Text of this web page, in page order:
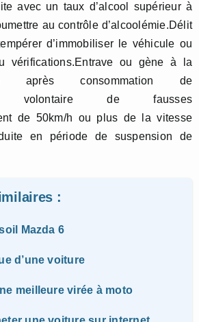
avec un taux d’alcool supérieur à
au contrôle d’alcoolémie.Délit
d’immobiliser le véhicule ou
vérifications.Entrave ou gène à la
après consommation de
volontaire de fausses
de 50km/h ou plus de la vitesse
en période de suspension de
:
Mazda 6
d’une voiture
meilleure virée à moto